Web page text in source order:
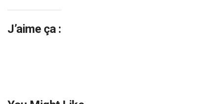
J’aime ça :